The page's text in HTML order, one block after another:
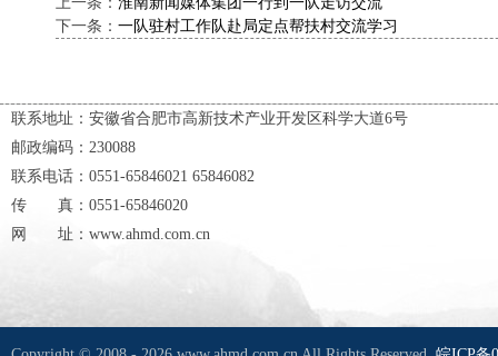
下一条： 一队驻村工作队赴局定点帮扶村交流学习
联系地址：安徽省合肥市高新技术产业开发区科学大道6号
邮政编码：230088
联系电话：0551-65846021 65846082
传 真：0551-65846020
网 址：www.ahmd.com.cn